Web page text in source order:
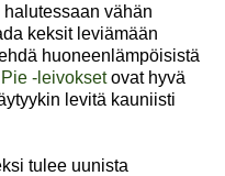
vähän
keksit leviämään
huoneenlämpöisistä
-leivoksetovat hyvä
levitä kauniisti
tulee uunista